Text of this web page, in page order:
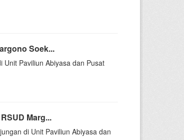
Soek...
Unit Paviliun Abiyasa dan Pusat
Marg...
di Unit Paviliun Abiyasa dan